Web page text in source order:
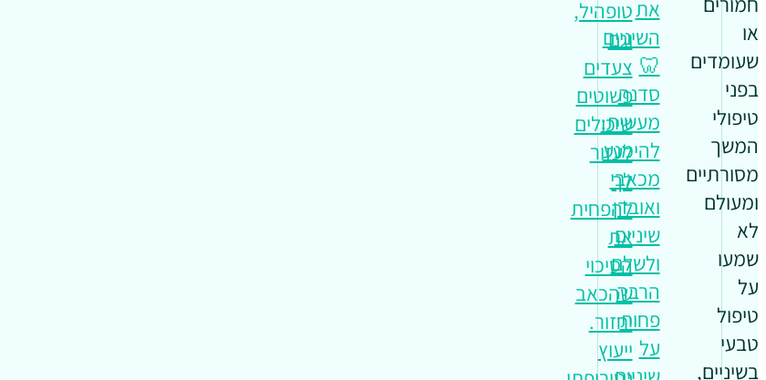
או
שעומדים
בפני
טיפולי
המשך
מסורתיים
ומעולם
לא
שמעו
על
טיפול
טבעי
בשיניים,
את
השיניים
🦷
סדנה
מעשית:
להימנע
מכאבי
ואובדן
שיניים
ולשלם
הרבה
פחות
על
טופהיל,
וגם
צעדים
פשוטים
שיכולים
לעזור
לך
להפחית
את
הסיכוי
שהכאב
יחזור.
ייעוץ